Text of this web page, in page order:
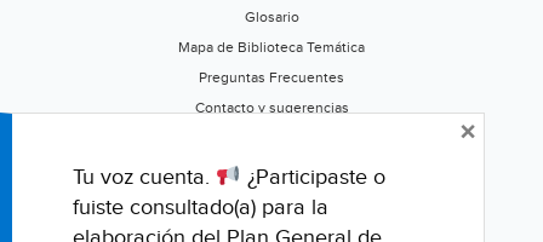
Glosario
Mapa de Biblioteca Temática
Preguntas Frecuentes
Contacto y sugerencias
Califica este portal
Tu voz cuenta.
¿Participaste o
fuiste consultado(a) para la
×